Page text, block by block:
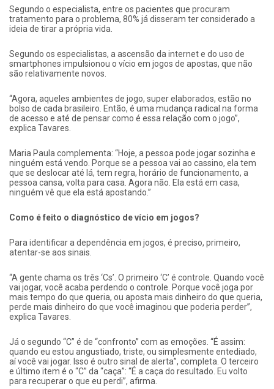
Segundo o especialista, entre os pacientes que procuram
tratamento para o problema, 80% já disseram ter considerado a
ideia de tirar a própria vida.
Segundo os especialistas, a ascensão da internet e do uso de
smartphones impulsionou o vício em jogos de apostas, que não
são relativamente novos.
“Agora, aqueles ambientes de jogo, super elaborados, estão no
bolso de cada brasileiro. Então, é uma mudança radical na forma
de acesso e até de pensar como é essa relação com o jogo”,
explica Tavares.
Maria Paula complementa: “Hoje, a pessoa pode jogar sozinha e
ninguém está vendo. Porque se a pessoa vai ao cassino, ela tem
que se deslocar até lá, tem regra, horário de funcionamento, a
pessoa cansa, volta para casa. Agora não. Ela está em casa,
ninguém vê que ela está apostando.”
Como é feito o diagnóstico de vício em jogos?
Para identificar a dependência em jogos, é preciso, primeiro,
atentar-se aos sinais.
“A gente chama os três ‘Cs’. O primeiro ‘C’ é controle. Quando você
vai jogar, você acaba perdendo o controle. Porque você joga por
mais tempo do que queria, ou aposta mais dinheiro do que queria,
perde mais dinheiro do que você imaginou que poderia perder”,
explica Tavares.
Já o segundo “C” é de “confronto” com as emoções. “É assim:
quando eu estou angustiado, triste, ou simplesmente entediado,
aí você vai jogar. Isso é outro sinal de alerta”, completa. O terceiro
e último item é o “C” da “caça”: “É a caça do resultado. Eu volto
para recuperar o que eu perdi”, afirma.